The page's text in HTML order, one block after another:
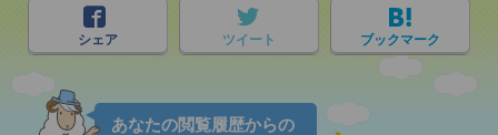
シェア ツイート ブックマーク
あなたの閲覧履歴からの